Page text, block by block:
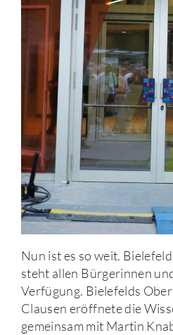
Nun ist es so weit.
steht allen Bürgerinnen
Verfügung. Bielefelds
Clausen eröffnete die
gemeinsam mit Martin